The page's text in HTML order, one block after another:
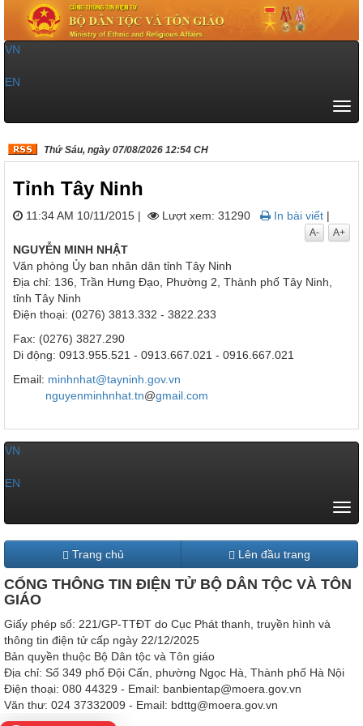
VN
EN
Thứ Sáu, ngày 07/08/2026 12:54 CH
Tỉnh Tây Ninh
11:34 AM 10/11/2015 | Lượt xem: 31290 In bài viết |
A+
A-
NGUYỄN MINH NHẬT
Văn phòng Ủy ban nhân dân tỉnh Tây Ninh
Địa chỉ: 136, Trần Hưng Đạo, Phường 2, Thành phố Tây Ninh,
tỉnh Tây Ninh
Điện thoại: (0276) 3813.332 - 3822.233
Fax: (0276) 3827.290
Di động: 0913.955.521 - 0913.667.021 - 0916.667.021
Email: minhnhat@tayninh.gov.vn
nguyenminhnhat.tn@gmail.com
VN
EN
Trang chủ Lên đầu trang
CỔNG THÔNG TIN ĐIỆN TỬ BỘ DÂN TỘC VÀ TÔN
GIÁO
Giấy phép số: 221/GP-TTĐT do Cục Phát thanh, truyền hình và
thông tin điện tử cấp ngày 22/12/2025
Bản quyền thuộc Bộ Dân tộc và Tôn giáo
Địa chỉ: Số 349 phố Đội Cấn, phường Ngọc Hà, Thành phố Hà Nội
Điện thoại: 080 44329 - Email: banbientap@moera.gov.vn
Văn thư: 024 37332009 - Email: bdttg@moera.gov.vn